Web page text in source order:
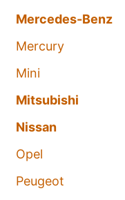
Mercedes-Benz
Mercury
Mini
Mitsubishi
Nissan
Opel
Peugeot